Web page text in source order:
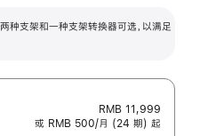
支架和一种支架转换器可选，以满足
RMB 11,999
或 RMB 500/月 (24 期) 起